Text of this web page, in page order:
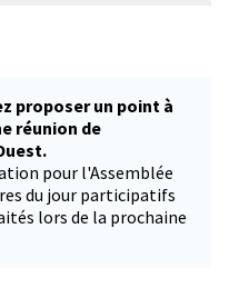
proposer un point à
réunion de
pour l'Assemblée
du jour participatifs
lors de la prochaine